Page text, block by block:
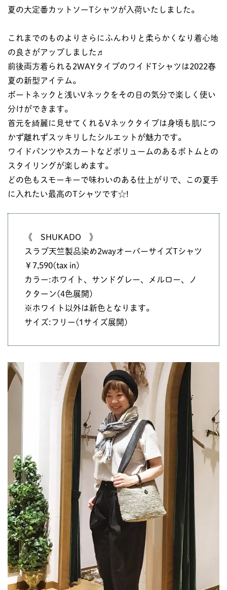
夏の大定番カットソーTシャツが入荷いたしました。
これまでのものよりさらにふんわりと柔らかくなり着心地
の良さがアップしました♬
前後両方着られる2WAYタイプのワイドTシャツは2022春
夏の新型アイテム。
ボートネックと浅いVネックをその日の気分で楽しく使い
分けができます。
首元を綺麗に見せてくれるVネックタイプは身頃も肌につ
かず離れずスッキリしたシルエットが魅力です。
ワイドパンツやスカートなどボリュームのあるボトムとの
スタイリングが楽しめます。
どの色もスモーキーで味わいのある仕上がりで、この夏手
に入れたい最高のTシャツです☆!
《 SHUKADO 》
スラブ天竺製品染め2wayオーバーサイズTシャツ
￥7,590(tax in)
カラー:ホワイト、サンドグレー、メルロー、ノ
クターン(4色展開)
※ホワイト以外は新色となります。
サイズ:フリー(1サイズ展開)